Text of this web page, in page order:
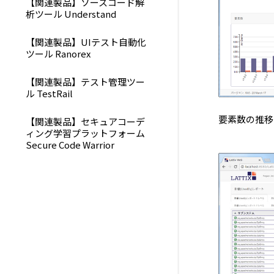
析ツール Understand
【関連製品】UIテスト自動化
ツール Ranorex
【関連製品】テスト管理ツー
ル TestRail
【関連製品】セキュアコーデ
ィング学習プラットフォーム
Secure Code Warrior
要素数の推移